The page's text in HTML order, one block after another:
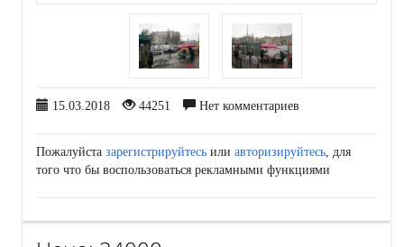
15.03.2018 44251 Нет комментариев
Пожалуйста зарегистрируйтесь или авторизируйтесь, для
того что бы воспользоваться рекламными функциями